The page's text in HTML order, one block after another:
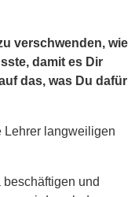
verschwenden, wie
damit es Dir
das, was Du dafür
Lehrer langweiligen
und